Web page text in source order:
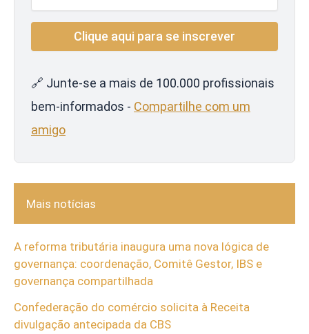
🔗 Junte-se a mais de 100.000 profissionais
bem-informados - Compartilhe com um
amigo
Mais notícias
A reforma tributária inaugura uma nova lógica de
governança: coordenação, Comitê Gestor, IBS e
governança compartilhada
Confederação do comércio solicita à Receita
divulgação antecipada da CBS